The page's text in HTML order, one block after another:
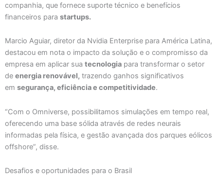
companhia, que fornece suporte técnico e benefícios
financeiros para startups.
Marcio Aguiar, diretor da Nvidia Enterprise para América Latina,
destacou em nota o impacto da solução e o compromisso da
empresa em aplicar sua tecnologia para transformar o setor
de energia renovável, trazendo ganhos significativos
em segurança, eficiência e competitividade.
“Com o Omniverse, possibilitamos simulações em tempo real,
oferecendo uma base sólida através de redes neurais
informadas pela física, e gestão avançada dos parques eólicos
offshore”, disse.
Desafios e oportunidades para o Brasil